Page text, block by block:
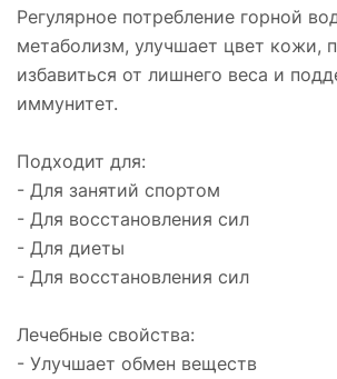
Регулярное потребление горной
метаболизм, улучшает цвет кожи,
избавиться от лишнего веса и
иммунитет.
Подходит для:
- Для занятий спортом
- Для восстановления сил
- Для диеты
- Для восстановления сил
Лечебные свойства:
- Улучшает обмен веществ